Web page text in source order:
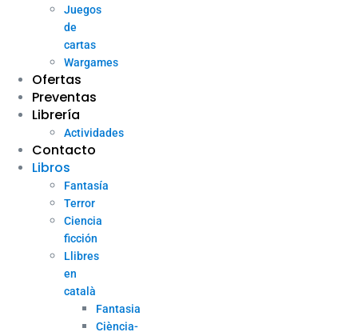
Juegos
de
cartas
Wargames
Ofertas
Preventas
Librería
Actividades
Contacto
Libros
Fantasía
Terror
Ciencia
ficción
Llibres
en
català
Fantasia
Ciència-